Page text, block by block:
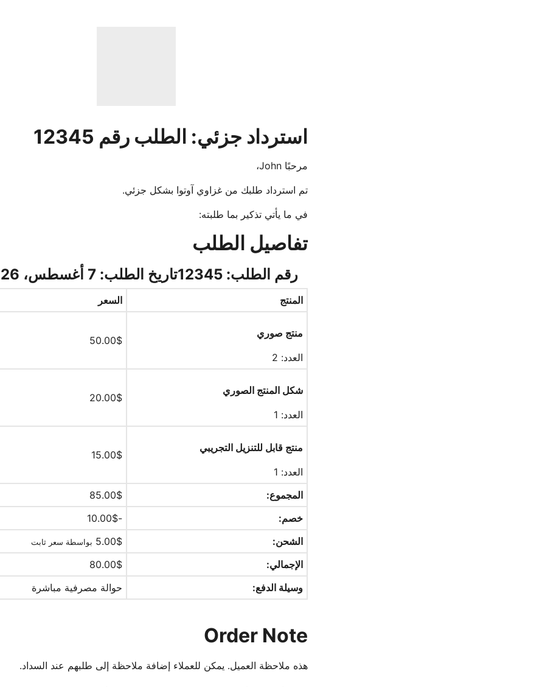
استرداد جزئي: الطلب رقم 12345
مرحبًا John،
تم استرداد طلبك من غزاوي آوتوا بشكل جزئي.
في ما يأتي تذكير بما طلبته:
تفاصيل الطلب
رقم الطلب: 12345 تاريخ الطلب: 7 أغسطس، 2026
المنتج السعر
منتج صوري
العدد: 2
50.00$
شكل المنتج الصوري
العدد: 1
20.00$
منتج قابل للتنزيل التجريبي
العدد: 1
15.00$
المجموع: 85.00$
خصم:
-
10.00$
الشحن:
5.00$ بواسطة سعر ثابت
الإجمالي: 80.00$
وسيلة الدفع:
حوالة مصرفية مباشرة
Order Note
هذه ملاحظة العميل. يمكن للعملاء إضافة ملاحظة إلى طلبهم عند السداد.